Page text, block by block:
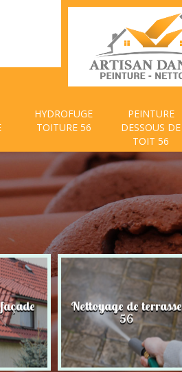
HYDROFUGE
TOITURE 56
PEINTURE
DESSOUS DE
TOIT 56
Nettoyage de terrasse
56